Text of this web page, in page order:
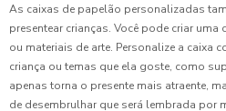
As caixas de papelão personalizadas
presentear crianças. Você pode criar
ou materiais de arte. Personalize a caixa
criança ou temas que ela goste, como
apenas torna o presente mais atraente,
de desembrulhar que será lembrada por